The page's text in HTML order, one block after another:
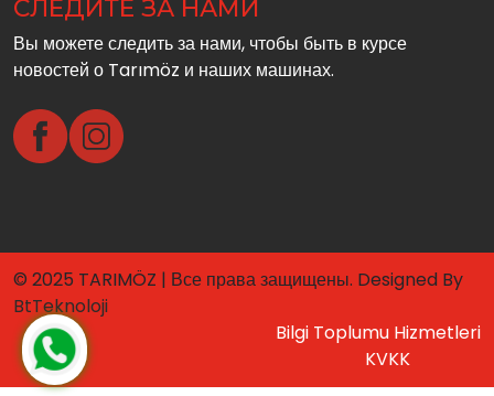
СЛЕДИТЕ ЗА НАМИ
Вы можете следить за нами, чтобы быть в курсе
новостей о Tarımöz и наших машинах.
© 2025 TARIMÖZ | Все права защищены. Designed By
BtTeknoloji
Bilgi Toplumu Hizmetleri
KVKK